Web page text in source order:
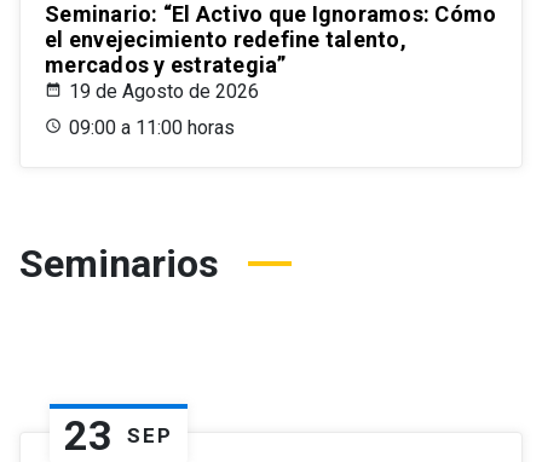
Seminario: “El Activo que Ignoramos: Cómo
el envejecimiento redefine talento,
mercados y estrategia”
19 de Agosto de 2026
09:00 a 11:00 horas
Seminarios
23 SEP